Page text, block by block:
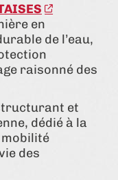
en
de l’eau,
raisonné des
et
dédié à la
des